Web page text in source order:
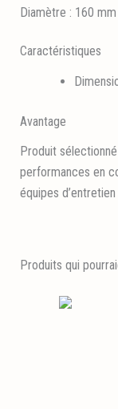
Diamètre : 160
Caractéristiques
Avantage
Produit
performances en
équipes
Produits qui